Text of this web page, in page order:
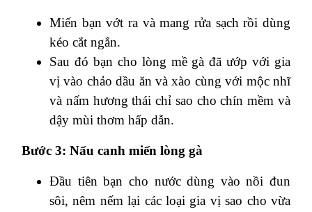
Miến bạn vớt ra và mang rửa sạch rồi dùng
kéo cắt ngắn.
Sau đó bạn cho lòng mề gà đã ướp với gia
vị vào chảo dầu ăn và xào cùng với mộc nhĩ
và nấm hương thái chỉ sao cho chín mềm và
dậy mùi thơm hấp dẫn.
Bước 3: Nấu canh miến lòng gà
Đầu tiên bạn cho nước dùng vào nồi đun
sôi, nêm nếm lại các loại gia vị sao cho vừa